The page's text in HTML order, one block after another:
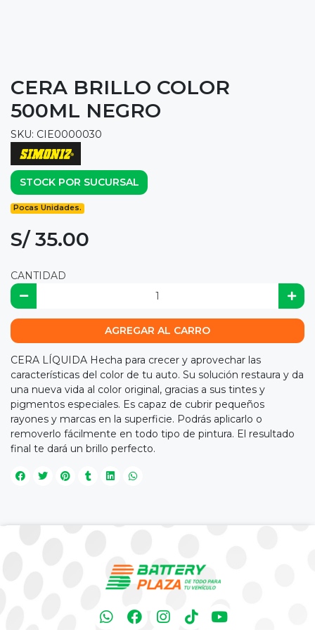
CERA BRILLO COLOR
500ML NEGRO
SKU: CIE0000030
STOCK POR SUCURSAL
Pocas Unidades.
S/ 35.00
CANTIDAD
AGREGAR AL CARRO
CERA LÍQUIDA Hecha para crecer y aprovechar las
características del color de tu auto. Su solución restaura y da
una nueva vida al color original, gracias a sus tintes y
pigmentos especiales. Es capaz de cubrir pequeños
rayones y marcas en la superficie. Podrás aplicarlo o
removerlo fácilmente en todo tipo de pintura. El resultado
final te dará un brillo perfecto.